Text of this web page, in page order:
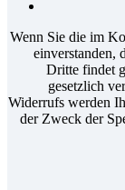
Wenn Sie die im
einverstanden,
Dritte findet
gesetzlich
Widerrufs werden
der Zweck der